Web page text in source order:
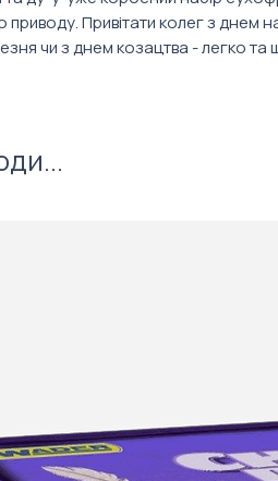
приводу. Привітати колег з днем
чи з днем козацтва - легко та